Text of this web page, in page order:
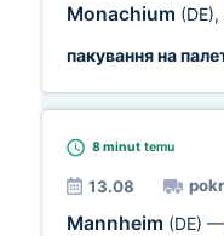
Monachium (DE),
пакування на
8 minut temu
13.08
Mannheim (DE) —